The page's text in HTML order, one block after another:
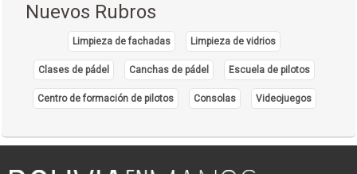
Nuevos Rubros
Limpieza de fachadas Limpieza de vidrios
Clases de pádel Canchas de pádel Escuela de pilotos
Centro de formación de pilotos Consolas Videojuegos